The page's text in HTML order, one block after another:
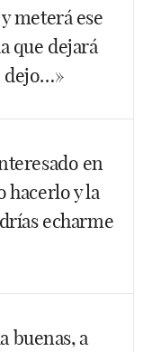
con un bate de
meterá ese
que dejará
dejo…»
eventos. Has
parte de los 50
cobrará (el
del mundo, sea
en
hacerlo y la
echarme
para comprar un
buenas, a